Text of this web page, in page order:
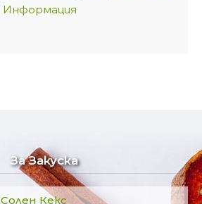
Информация
За Закуска
Солен Кекс